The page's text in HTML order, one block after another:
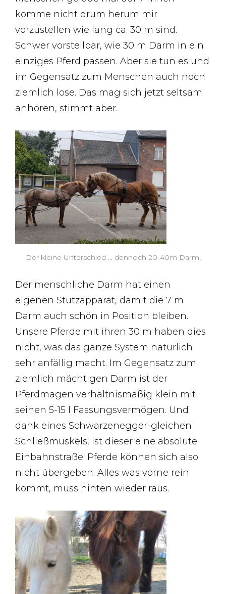
komme nicht drum herum mir
vorzustellen wie lang ca. 30 m sind.
Schwer vorstellbar, wie 30 m Darm in ein
einziges Pferd passen. Aber sie tun es und
im Gegensatz zum Menschen auch noch
ziemlich lose. Das mag sich jetzt seltsam
anhören, stimmt aber.
Der kleine Unterschied … dennoch 20-40m Darm!
Der menschliche Darm hat einen
eigenen Stützapparat, damit die 7 m
Darm auch schön in Position bleiben.
Unsere Pferde mit ihren 30 m haben dies
nicht, was das ganze System natürlich
sehr anfällig macht. Im Gegensatz zum
ziemlich mächtigen Darm ist der
Pferdmagen verhältnismäßig klein mit
seinen 5-15 l Fassungsvermögen. Und
dank eines Schwarzenegger-gleichen
Schließmuskels, ist dieser eine absolute
Einbahnstraße. Pferde können sich also
nicht übergeben. Alles was vorne rein
kommt, muss hinten wieder raus.